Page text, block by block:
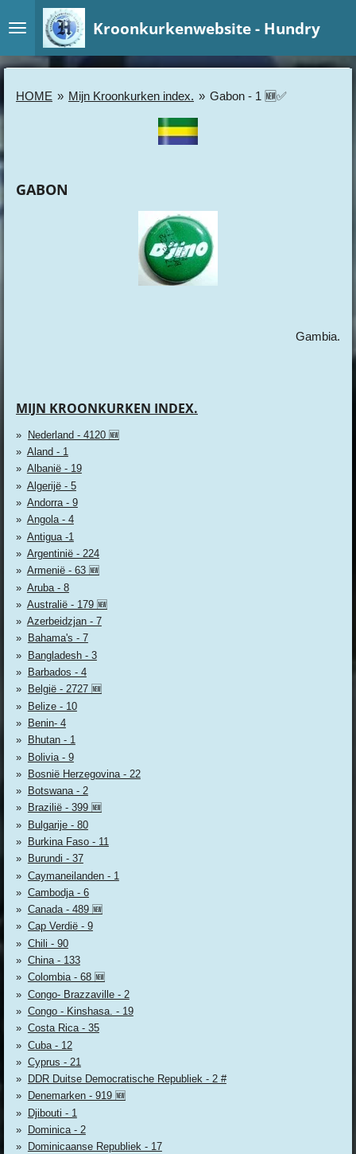
direct
naar
hoofdinhoud
Kroonkurkenwebsite - Hundry
HOME » Mijn Kroonkurken index. » Gabon - 1 🆕✅
GABON
Gambia.
MIJN KROONKURKEN INDEX.
Nederland - 4120 🆕
Aland - 1
Albanië - 19
Algerijë - 5
Andorra - 9
Angola - 4
Antigua -1
Argentinië - 224
Armenië - 63 🆕
Aruba - 8
Australië - 179 🆕
Azerbeidzjan - 7
Bahama's - 7
Bangladesh - 3
Barbados - 4
België - 2727 🆕
Belize - 10
Benin- 4
Bhutan - 1
Bolivia - 9
Bosnië Herzegovina - 22
Botswana - 2
Brazilië - 399 🆕
Bulgarije - 80
Burkina Faso - 11
Burundi - 37
Caymaneilanden - 1
Cambodja - 6
Canada - 489 🆕
Cap Verdië - 9
Chili - 90
China - 133
Colombia - 68 🆕
Congo- Brazzaville - 2
Congo - Kinshasa. - 19
Costa Rica - 35
Cuba - 12
Cyprus - 21
DDR Duitse Democratische Republiek - 2 #
Denemarken - 919 🆕
Djibouti - 1
Dominica - 2
Dominicaanse Republiek - 17